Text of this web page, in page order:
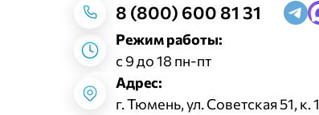
8 (800) 600 81 31
Режим работы:
с 9 до 18 пн-пт
Адрес:
г. Тюмень, ул. Советская 51, к. 1